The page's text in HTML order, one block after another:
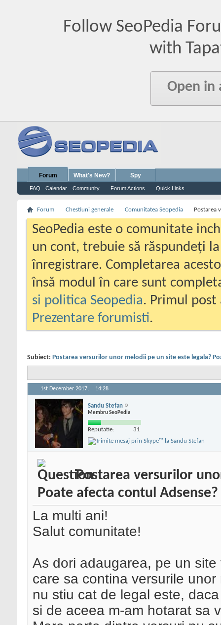
Follow SeoPedia
with
Open in
Forum
FAQ Calendar Community Forum Actions Quick Links
What's New? Spy
Forum Chestiuni generale Comunitatea Seopedia Postarea
SeoPedia este o comunitate
un cont, trebuie să răspundeți
înregistrare. Completarea
însă modul în care sunt
si politica Seopedia. Primul
Prezentare forumisti.
Subiect: Postarea versurilor unor melodii pe un site este legala?
1st December 2017, 14:28
Sandu Stefan
Membru SeoPedia
Reputatie: 31
Postarea versurilor
Poate afecta contul Adsense?
La multi ani!
Salut comunitate!
As dori adaugarea, pe un
care sa contina versurile
nu stiu cat de legal este,
si de aceea m-am hotarat sa